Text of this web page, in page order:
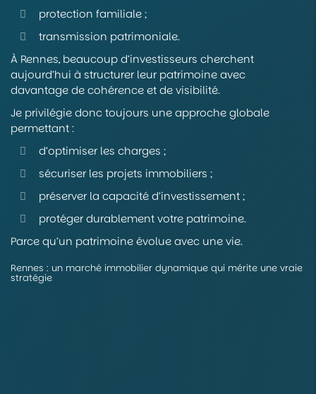
protection familiale ;
transmission patrimoniale.
À Rennes, beaucoup d’investisseurs cherchent
aujourd’hui à structurer leur patrimoine avec
davantage de cohérence et de visibilité.
Je privilégie donc toujours une approche globale
permettant :
d’optimiser les charges ;
sécuriser les projets immobiliers ;
préserver la capacité d’investissement ;
protéger durablement votre patrimoine.
Parce qu’un patrimoine évolue avec une vie.
Rennes : un marché immobilier dynamique qui mérite une vraie
stratégie